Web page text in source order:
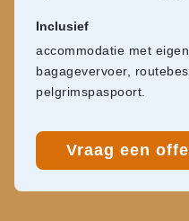
Inclusief
accommodatie met
bagagevervoer,
pelgrimspaspoort.
Vraag een